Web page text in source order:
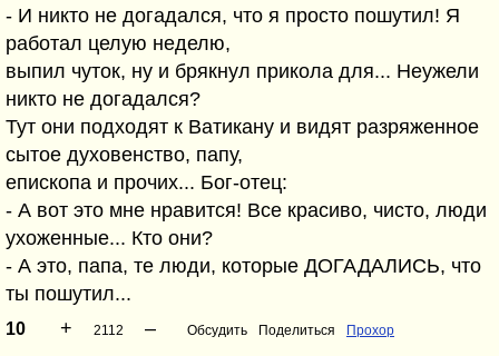
- И никто не догадался, что я просто пошутил! Я
работал целую неделю,
выпил чуток, ну и брякнул прикола для... Hеужели
никто не догадался?
Тут они подходят к Ватикану и видят разряженное
сытое духовенство, папу,
епископа и прочих... Бог-отец:
- А вот это мне нравится! Все красиво, чисто, люди
ухоженные... Кто они?
- А это, папа, те люди, которые ДОГАДАЛИСЬ, что
ты пошутил...
10 + 2112 – Обсудить Поделиться Прохор